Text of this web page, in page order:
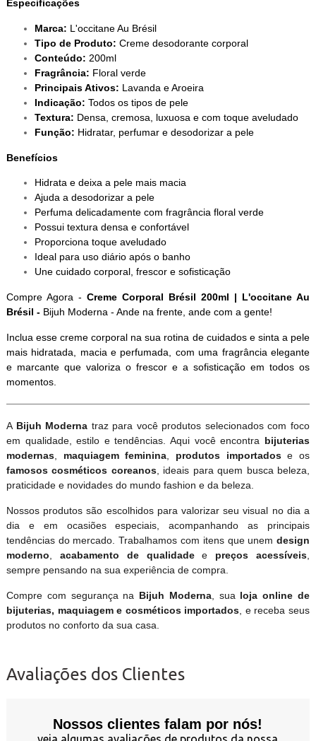
Especificações
Marca: L'occitane Au Brésil
Tipo de Produto: Creme desodorante corporal
Conteúdo: 200ml
Fragrância: Floral verde
Principais Ativos: Lavanda e Aroeira
Indicação: Todos os tipos de pele
Textura: Densa, cremosa, luxuosa e com toque aveludado
Função: Hidratar, perfumar e desodorizar a pele
Benefícios
Hidrata e deixa a pele mais macia
Ajuda a desodorizar a pele
Perfuma delicadamente com fragrância floral verde
Possui textura densa e confortável
Proporciona toque aveludado
Ideal para uso diário após o banho
Une cuidado corporal, frescor e sofisticação
Compre Agora - Creme Corporal Brésil 200ml | L'occitane Au
Brésil -Bijuh Moderna - Ande na frente, ande com a gente!
Inclua esse creme corporal na sua rotina de cuidados e sinta a pele
mais hidratada, macia e perfumada, com uma fragrância elegante
e marcante que valoriza o frescor e a sofisticação em todos os
momentos.
A Bijuh Moderna traz para você produtos selecionados com foco
em qualidade, estilo e tendências. Aqui você encontra bijuterias
modernas, maquiagem feminina produtos importadose os
famosos cosméticos coreanos, ideais para quem busca beleza,
praticidade e novidades do mundo fashion e da beleza.
Nossos produtos são escolhidos para valorizar seu visual no dia a
dia e em ocasiões especiais, acompanhando as principais
tendências do mercado. Trabalhamos com itens que unemdesign
moderno
acabamento de qualidadee preços acessíveis
sempre pensando na sua experiência de compra.
Compre com segurança na Bijuh Moderna, sua loja online de
bijuterias, maquiagem e cosméticos importados , e receba seus
produtos no conforto da sua casa.
Avaliações dos Clientes
Nossos clientes falam por nós!